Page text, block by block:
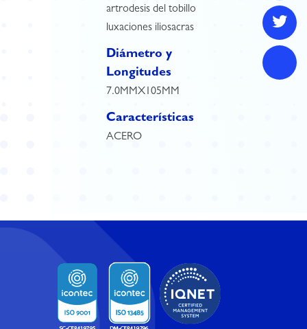
artrodesis del tobillo
luxaciones iliosacras
Diámetro y
Longitudes
7.0MMX105MM
Características
ACERO